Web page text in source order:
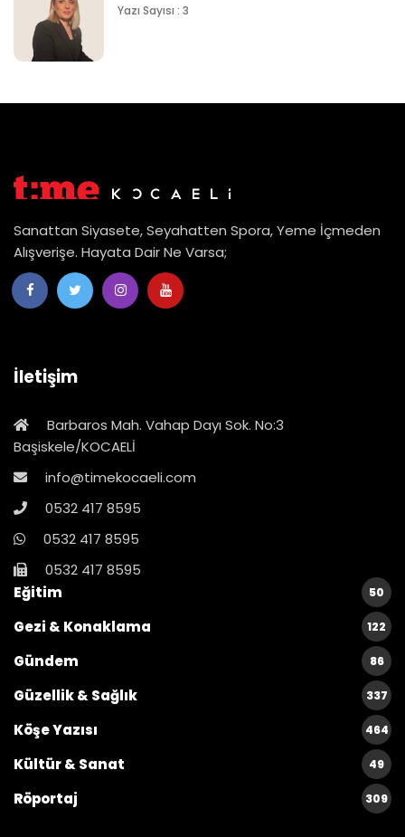
Yazı Sayısı : 3
Sanattan Siyasete, Seyahatten Spora, Yeme İçmeden
Alışverişe. Hayata Dair Ne Varsa;
İletişim
Barbaros Mah. Vahap Dayı Sok. No:3
Başiskele/KOCAELİ
info@timekocaeli.com
0532 417 8595
0532 417 8595
0532 417 8595
Eğitim
50
Gezi & Konaklama 122
Gündem 86
Güzellik & Sağlık 337
Köşe Yazısı 464
Kültür & Sanat 49
Röportaj 309